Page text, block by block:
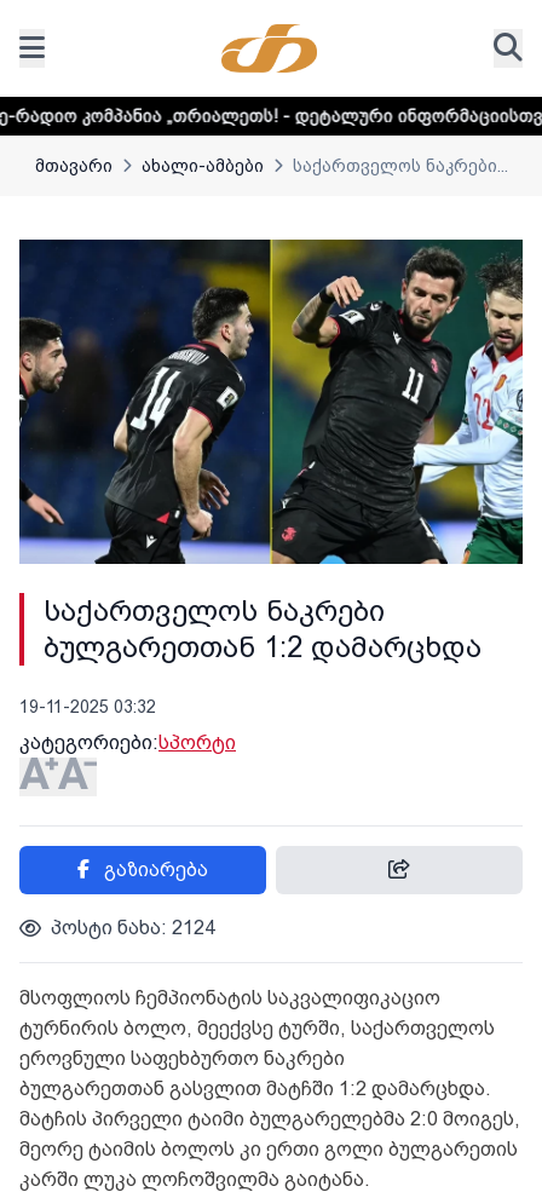
„თრიალეთს! - დეტალური ინფორმაციისთვის
მთავარი ახალი-ამბები საქართველოს ნაკრები...
საქართველოს ნაკრები
ბულგარეთთან 1:2 დამარცხდა
19-11-2025 03:32
კატეგორიები:სპორტი
გაზიარება
პოსტი ნახა: 2124
მსოფლიოს ჩემპიონატის საკვალიფიკაციო
ტურნირის ბოლო, მეექვსე ტურში, საქართველოს
ეროვნული საფეხბურთო ნაკრები
ბულგარეთთან გასვლით მატჩში 1:2 დამარცხდა.
მატჩის პირველი ტაიმი ბულგარელებმა 2:0 მოიგეს,
მეორე ტაიმის ბოლოს კი ერთი გოლი ბულგარეთის
კარში ლუკა ლოჩოშვილმა გაიტანა.